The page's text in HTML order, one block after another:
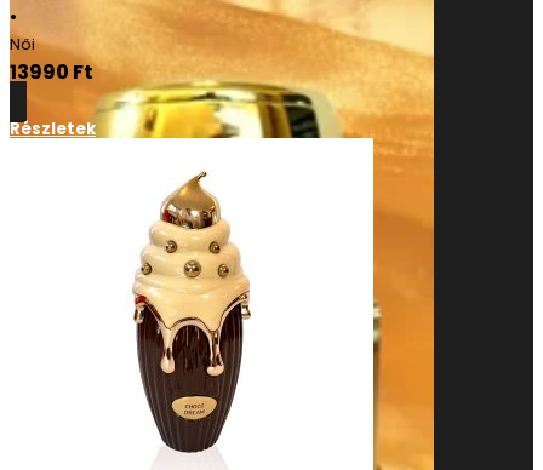
•
Női
13990 Ft
Részletek